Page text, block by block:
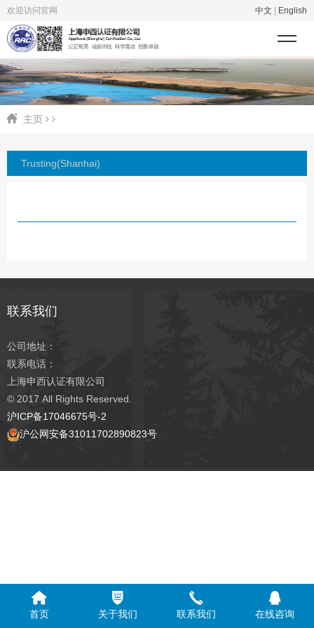
欢迎访问官网 中文 English
主页
Trusting(Shanhai)
联系我们
公司地址：
联系电话：
上海申西认证有限公司
© 2017 All Rights Reserved.
沪ICP备17046675号-2
沪公网安备31011702890823号
首页 关于我们 联系我们 在线咨询